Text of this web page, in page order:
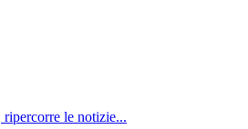
le notizie...